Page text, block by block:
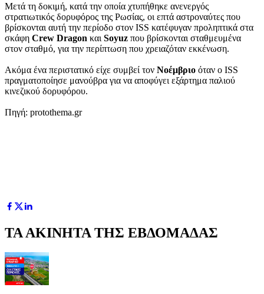
Μετά τη δοκιμή, κατά την οποία χτυπήθηκε ανενεργός
στρατιωτικός δορυφόρος της Ρωσίας, οι επτά αστροναύτες που
βρίσκονται αυτή την περίοδο στον ISS κατέφυγαν προληπτικά στα
σκάφη Crew Dragon και Soyuz που βρίσκονται σταθμευμένα
στον σταθμό, για την περίπτωση που χρειαζόταν εκκένωση.
Ακόμα ένα περιστατικό είχε συμβεί τον Νοέμβριο όταν ο ISS
πραγματοποίησε μανούβρα για να αποφύγει εξάρτημα παλιού
κινεζικού δορυφόρου.
Πηγή: protothema.gr
ΤΑ ΑΚΙΝΗΤΑ ΤΗΣ ΕΒΔΟΜΑΔΑΣ